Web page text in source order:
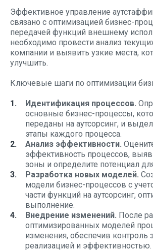
Эффективное управление
связано с оптимизацией бизнес-
передачей функций внешнему
необходимо провести анализ
компании и выявить узкие места,
улучшить.
Ключевые шаги по оптимизации
Идентификация процессов.
основные бизнес-процессы,
переданы на аутсорсинг, и
этапы каждого процесса.
Анализ эффективности.
эффективность процессов,
зоны и определите потенциал
Разработка новых моделей.
модели бизнес-процессов с
части функций на аутсорсинг,
выполнение.
Внедрение изменений. После
оптимизированных моделей
изменения, обеспечив контроль
реализацией и эффективностью.